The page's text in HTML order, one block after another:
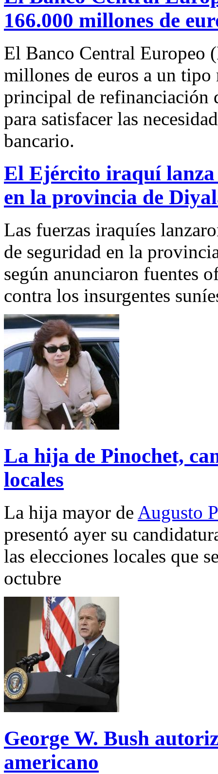
166.000 millones de
El Banco Central Europeo
millones de euros a un
principal de refinanciación
para satisfacer las
bancario.
El Ejército iraquí lanza
en la provincia de
Las fuerzas iraquíes
de seguridad en la
según anunciaron fuentes
contra los insurgentes
La hija de Pinochet,
locales
La hija mayor de Augusto
presentó ayer su
las elecciones locales que
octubre
George W. Bush
americano